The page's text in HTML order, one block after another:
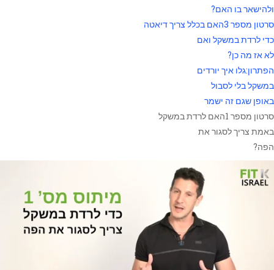
ולהישאר בו האם?
סרטון מספר 3האם בכלל צריך דיאטה
כדי לרדת במשקל ואם
לא אז מה כן?
הפתרון:גלו איך יורדים
במשקל בלי לסבול
באופן שגם זה ישמר
סרטון מספר 1האם לרדת במשקל
באמת צריך לסגור את
הפה?